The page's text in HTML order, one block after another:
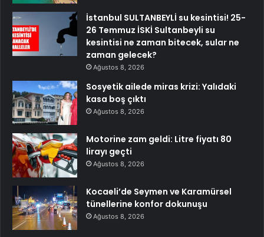
İstanbul SULTANBEYLİ su kesintisi! 25-
26 Temmuz İSKİ Sultanbeyli su
kesintisi ne zaman bitecek, sular ne
zaman gelecek?
Ağustos 8, 2026
Sosyetik ailede miras krizi: Yalıdaki
kasa boş çıktı
Ağustos 8, 2026
Motorine zam geldi: Litre fiyatı 80
lirayı geçti
Ağustos 8, 2026
Kocaeli’de Seymen ve Karamürsel
tünellerine konfor dokunuşu
Ağustos 8, 2026